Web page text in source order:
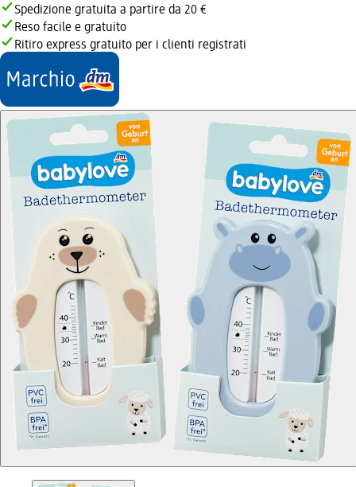
Spedizione gratuita a partire da 20 €
Reso facile e gratuito
Ritiro express gratuito per i clienti registrati